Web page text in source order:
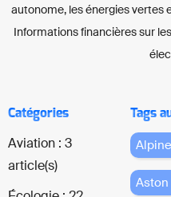
autonome, les énergies vertes
Informations financières sur
Catégories
Aviation : 3
article(s)
Tags